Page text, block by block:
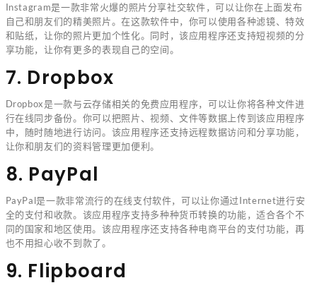
Instagram是一款非常火爆的照片分享社交软件，可以让你在上面发布
自己和朋友们的精美照片。在这款软件中，你可以使用各种滤镜、特效
和贴纸，让你的照片更加个性化。同时，该应用程序还支持短视频的分
享功能，让你有更多的表现自己的空间。
7. Dropbox
Dropbox是一款与云存储相关的免费应用程序，可以让你将各种文件进
行在线同步备份。你可以把照片、视频、文件等数据上传到该应用程序
中，随时随地进行访问。该应用程序还支持远程数据访问和分享功能，
让你和朋友们的资料管理更加便利。
8. PayPal
PayPal是一款非常流行的在线支付软件，可以让你通过Internet进行安
全的支付和收款。该应用程序支持多种种货币转换的功能，适合各个不
同的国家和地区使用。该应用程序还支持各种电商平台的支付功能，再
也不用担心收不到款了。
9. Flipboard